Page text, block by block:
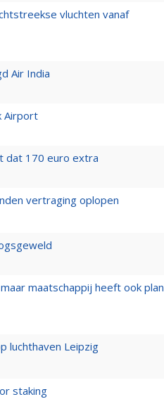
vluchten vanaf
Air India
Airport
dat 170 euro extra
vertraging oplopen
maatschappij heeft ook plan
luchthaven Leipzig
staking